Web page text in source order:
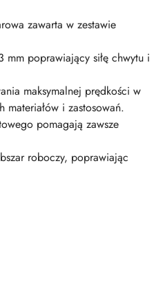
zawarta w zestawie
mm poprawiający siłę chwytu i
maksymalnej prędkości w
i zastosowań.
pomagają zawsze
roboczy, poprawiając